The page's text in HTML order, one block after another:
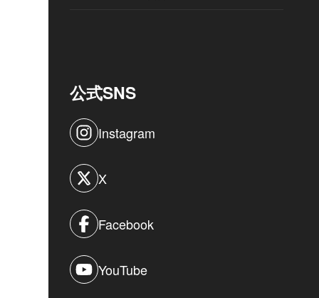
公式SNS
Instagram
X
Facebook
YouTube